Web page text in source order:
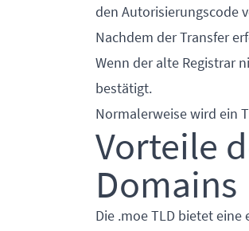
den Autorisierungscode
Nachdem der Transfer
Wenn der alte Registrar
bestätigt.
Normalerweise wird ein
Vorteile
Domains
Die .moe TLD bietet